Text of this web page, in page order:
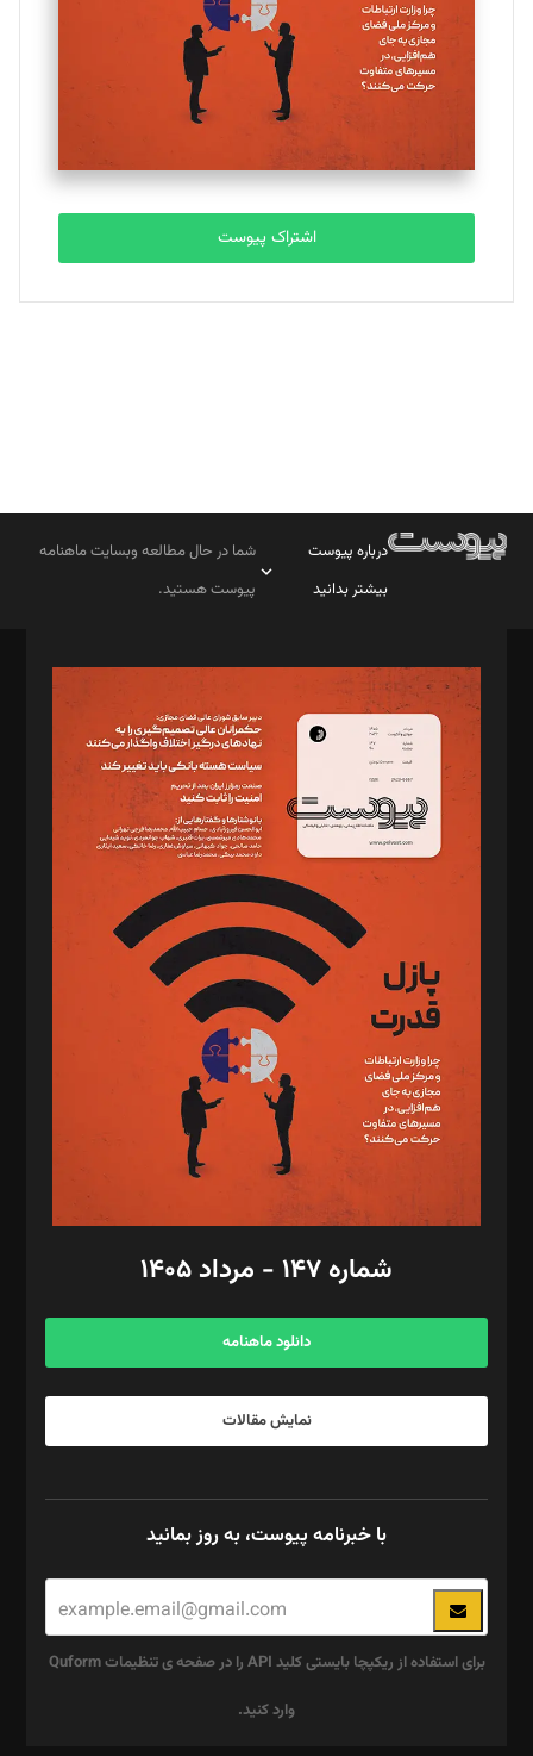
ملینا جعفری
تحریریه
مصطفی مسجدی آرانی
تحریریه
بابک نقاش
تحریریه
اشتراک پیوست
درباره پیوست
بیشتر بدانید
شما در حال مطالعه وبسایت ماهنامه
پیوست هستید.
مدیر مسئول: محمدباقر اثنی‌عشری
سردبیر: مهرک محمودی
دبیر تحریریه: میثم قاسمی
د‌بیر ناداستان: سمانه سمیع
د‌بیر خدمت و تجارت: ابوالفضل رجبی
د‌بیر حقوق فناوری: حسام‌الدین ایپکچی
د‌بیر پیوست جهان: مینا پاکدل
د‌بیر تحریریه آنلاین: بابک نقاش
تحریریه‌: مجتبی محمود‌ی، آرش برهمند، یسنا امان‌پور، سروش کرمیان،
مصطفی مسجدی آرانی، ابوالفضل رجبی، زهرا فکرانه، فائزه فتحی
رستمی،مصطفی باستان
ویرایش: نگار استاد‌‌آقا
طراح یونیفرم: مجید توکلی
فیلمبرداری و عکاسی: امیر شفیعی، مانی لطفی زاده
گرافیک و صفحه‌آرایی: سید‌سبحان‌علی ثابت
مد‌یر توسعه تجاری: کامبیز برید‌
امور مالی: شاپور رهبری، محمد‌ کاظمی‌نیا
آگهی و مشترکین: ۰۹۱۹۹۹۹۰۴۵۴
شماره ۱۴۷ - مرداد ۱۴۰۵
دانلود ماهنامه
نمایش مقالات
با خبرنامه پیوست، به روز بمانید
برای استفاده از ریکپچا بایستی کلید API را در صفحه ی تنظیمات Quform
وارد کنید.